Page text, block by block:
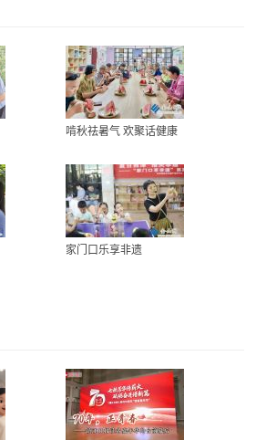
啃秋祛暑气 欢聚话健康
家门口乐享非遗